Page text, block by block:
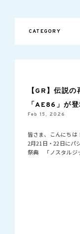
CATEGORY
【GR】伝説
「AE86」が
Feb 15, 2026
皆さま、こんにちは！
2月21日・22日にパ
祭典 「ノスタルジ